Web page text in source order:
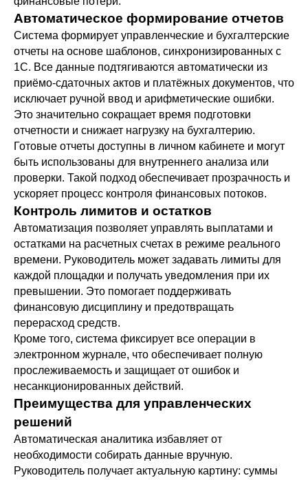
Автоматическое формирование отчетов
Система формирует управленческие и бухгалтерские
отчеты на основе шаблонов, синхронизированных с
1С. Все данные подтягиваются автоматически из
приёмо-сдаточных актов и платёжных документов, что
исключает ручной ввод и арифметические ошибки.
Это значительно сокращает время подготовки
отчетности и снижает нагрузку на бухгалтерию.
Готовые отчеты доступны в личном кабинете и могут
быть использованы для внутреннего анализа или
проверки. Такой подход обеспечивает прозрачность и
ускоряет процесс контроля финансовых потоков.
Контроль лимитов и остатков
Автоматизация позволяет управлять выплатами и
остатками на расчетных счетах в режиме реального
времени. Руководитель может задавать лимиты для
каждой площадки и получать уведомления при их
превышении. Это помогает поддерживать
финансовую дисциплину и предотвращать
перерасход средств.
Кроме того, система фиксирует все операции в
электронном журнале, что обеспечивает полную
прослеживаемость и защищает от ошибок и
несанкционированных действий.
Преимущества для управленческих
решений
Автоматическая аналитика избавляет от
необходимости собирать данные вручную.
Руководитель получает актуальную картину: суммы